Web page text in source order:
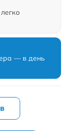
— в день